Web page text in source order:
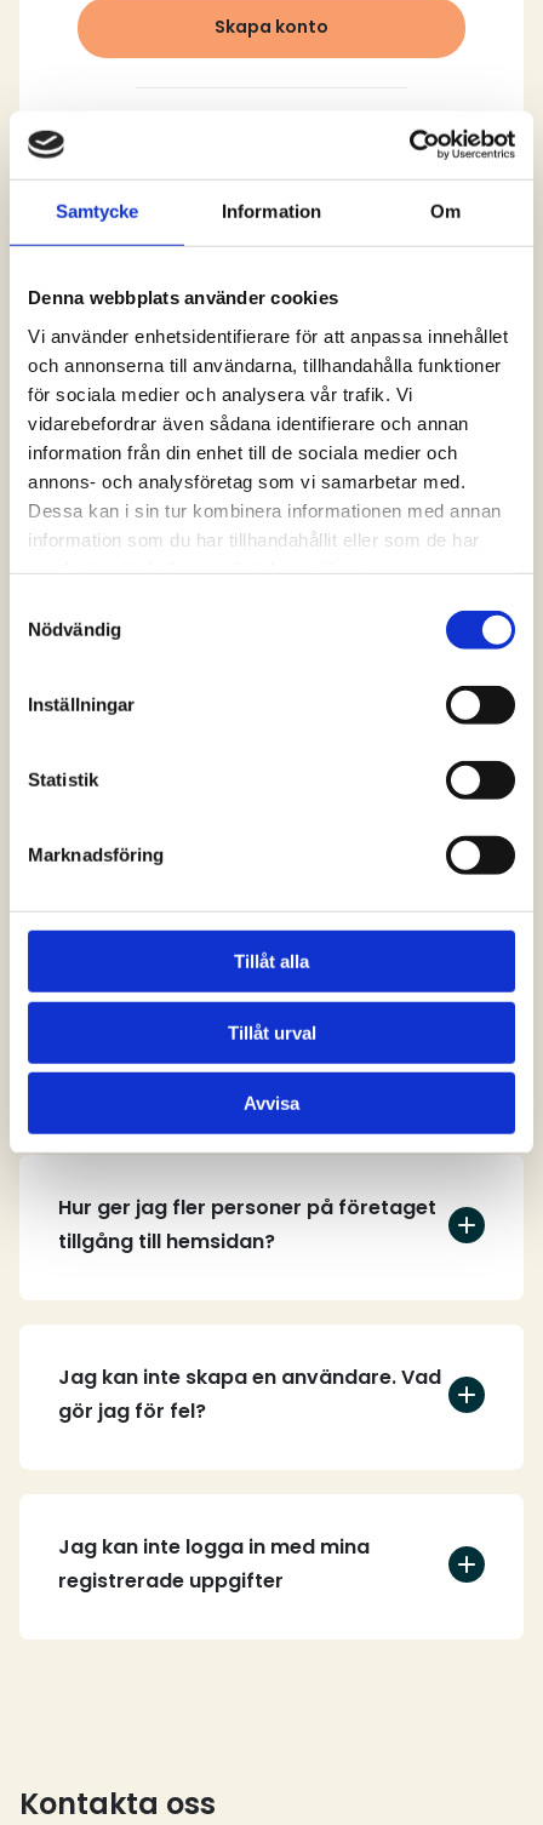
Samtycke Information Om
Denna webbplats använder cookies
Vi använder enhetsidentifierare för att anpassa innehållet
och annonserna till användarna, tillhandahålla funktioner
för sociala medier och analysera vår trafik. Vi
vidarebefordrar även sådana identifierare och annan
information från din enhet till de sociala medier och
annons- och analysföretag som vi samarbetar med.
Dessa kan i sin tur kombinera informationen med annan
information som du har tillhandahållit eller som de har
Nödvändig
Inställningar
Statistik
Marknadsföring
Tillåt alla
Tillåt urval
Avvisa
Skapa konto
Logga in och ta del av allt som vår hemsida
har att erbjuda. Saknar du dina uppgifter?
lösenord” alternativt kontakta oss så hjälper
vi dig!
Logga in
Vanliga frågor och
hemsidan?
Hur skapar jag ett användarkonto?
Hur ger jag fler personer på företaget
tillgång till hemsidan?
Jag kan inte skapa en användare. Vad
gör jag för fel?
Jag kan inte logga in med mina
registrerade uppgifter
Kontakta oss